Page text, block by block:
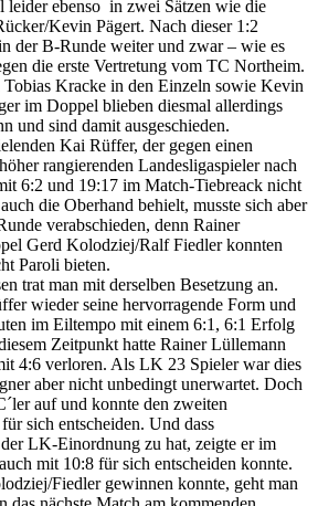
leider ebenso in zwei Sätzen wie die
Kevin Pägert. Nach dieser 1:2
der B-Runde weiter und zwar – wie es
die erste Vertretung vom TC Northeim.
Kracke in den Einzeln sowie Kevin
im Doppel blieben diesmal allerdings
und sind damit ausgeschieden.
Kai Rüffer, der gegen einen
rangierenden Landesligaspieler nach
6:2 und 19:17 im Match-Tiebreack nicht
die Oberhand behielt, musste sich aber
verabschieden, denn Rainer
Gerd Kolodziej/Ralf Fiedler konnten
Paroli bieten.
trat man mit derselben Besetzung an.
wieder seine hervorragende Form und
im Eiltempo mit einem 6:1, 6:1 Erfolg
Zeitpunkt hatte Rainer Lüllemann
4:6 verloren. Als LK 23 Spieler war dies
aber nicht unbedingt unerwartet. Doch
auf und konnte den zweiten
sich entscheiden. Und dass
LK-Einordnung zu hat, zeigte er im
mit 10:8 für sich entscheiden konnte.
Fiedler gewinnen konnte, geht man